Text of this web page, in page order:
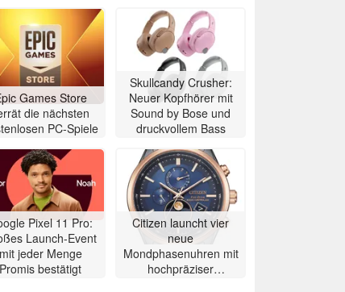
Games Store
die nächsten
PC-Spiele
Skullcandy Crusher:
Neuer Kopfhörer mit
Sound by Bose und
druckvollem Bass
Pixel 11 Pro:
Launch-Event
mit jeder Menge
Promis bestätigt
Citizen launcht vier
neue
Mondphasenuhren mit
hochpräziser